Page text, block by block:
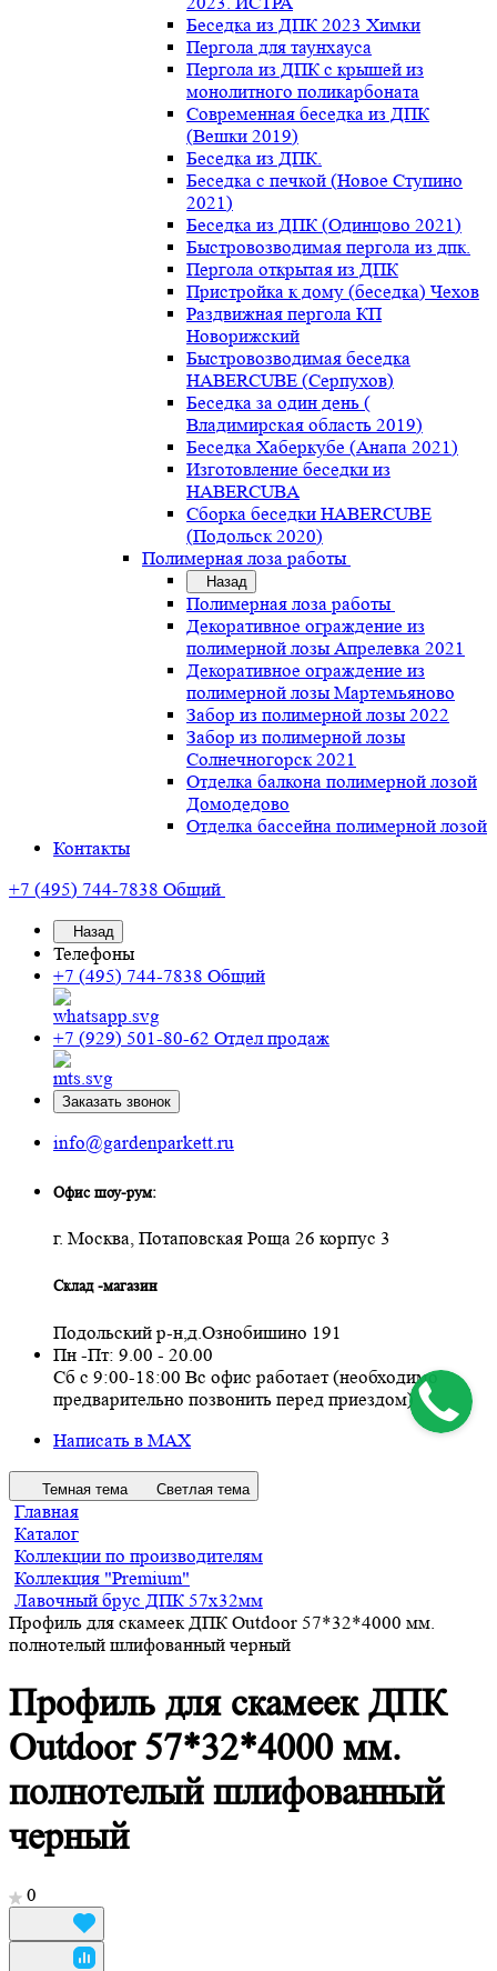
Беседка из ДПК 2023 Химки
Пергола для таунхауса
Пергола из ДПК с крышей из
монолитного поликарбоната
Современная беседка из ДПК
(Вешки 2019)
Беседка из ДПК.
Беседка с печкой (Новое Ступино
2021)
Беседка из ДПК (Одинцово 2021)
Быстровозводимая пергола из дпк.
Пергола открытая из ДПК
Пристройка к дому (беседка) Чехов
Раздвижная пергола КП
Новорижский
Быстровозводимая беседка
HABERCUBE (Серпухов)
Беседка за один день (
Владимирская область 2019)
Беседка Хаберкубе (Анапа 2021)
Изготовление беседки из
HABERCUBA
Сборка беседки HABERCUBE
(Подольск 2020)
Полимерная лоза работы
Назад
Полимерная лоза работы
Декоративное ограждение из
полимерной лозы Апрелевка 2021
Декоративное ограждение из
полимерной лозы Мартемьяново
Забор из полимерной лозы 2022
Забор из полимерной лозы
Солнечногорск 2021
Отделка балкона полимерной лозой
Домодедово
Отделка бассейна полимерной лозой
Контакты
+7 (495) 744-7838 Общий
Назад
Телефоны
+7 (495) 744-7838 Общий
+7 (929) 501-80-62 Отдел продаж
Заказать звонок
info@gardenparkett.ru
Офис шоу-рум:
г. Москва, Потаповская Роща 26 корпус 3
Склад -магазин
Подольский р-н,д.Ознобишино 191
Пн -Пт: 9.00 - 20.00
Сб с 9:00-18:00 Вс офис работает (необходимо
предварительно позвонить перед приездом)
Написать в MAX
Темная тема Светлая тема
Главная
Каталог
Коллекции по производителям
Коллекция "Premium"
Лавочный брус ДПК 57х32мм
Профиль для скамеек ДПК Outdoor 57*32*4000 мм.
полнотелый шлифованный черный
Профиль для скамеек ДПК
Outdoor 57*32*4000 мм.
полнотелый шлифованный
черный
0